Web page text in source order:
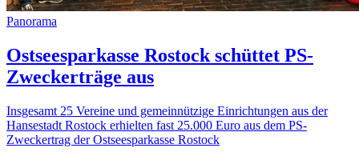
Panorama
Ostseesparkasse Rostock schüttet PS-
Zweckerträge aus
Insgesamt 25 Vereine und gemeinnützige Einrichtungen aus der
Hansestadt Rostock erhielten fast 25.000 Euro aus dem PS-
Zweckertrag der Ostseesparkasse Rostock